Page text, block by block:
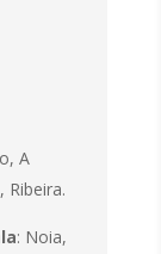
A
Ribeira.
: Noia,